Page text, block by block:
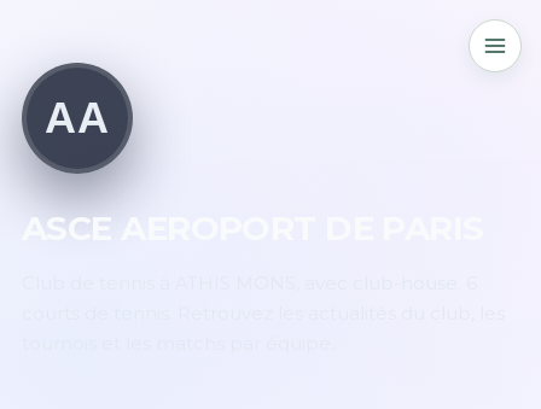
AA
ASCE AEROPORT DE PARIS